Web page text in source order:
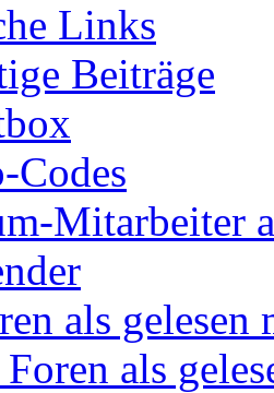
Links
Beiträge
Codes
Mitarbeiter
als gelesen
als